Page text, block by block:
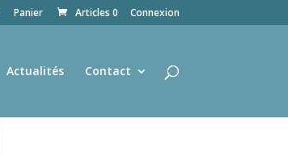
Connexion
Panier Articles 0
Actualités Contact